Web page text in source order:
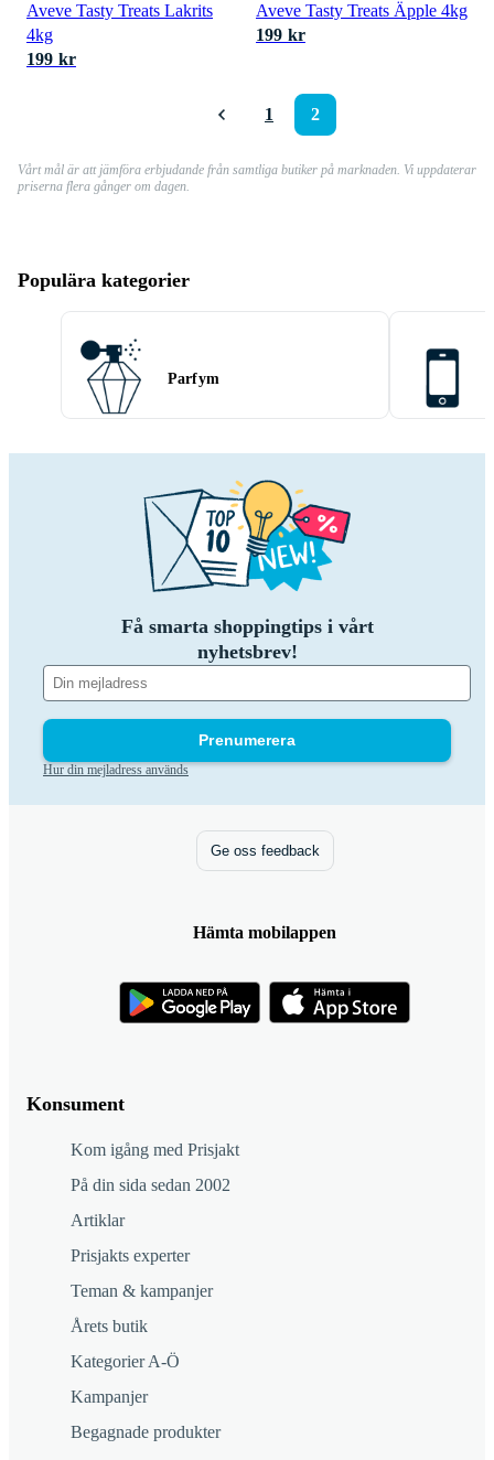
Aveve Tasty Treats Lakrits
4kg
199 kr
Aveve Tasty Treats Äpple 4kg
199 kr
1 2
Vårt mål är att jämföra erbjudande från samtliga butiker på marknaden. Vi uppdaterar
priserna flera gånger om dagen.
Populära kategorier
Parfym
Få smarta shoppingtips i vårt
nyhetsbrev!
Prenumerera
Hur din mejladress används
Konsument
Kom igång med Prisjakt
På din sida sedan 2002
Artiklar
Prisjakts experter
Teman & kampanjer
Årets butik
Kategorier A-Ö
Kampanjer
Begagnade produkter
Ge oss feedback
Hämta mobilappen